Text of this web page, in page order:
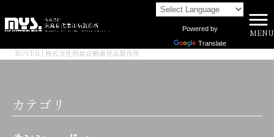
Powered by
Translate
MENU
ROVER | 株式会社向島自動車用品製作所
カテゴリ